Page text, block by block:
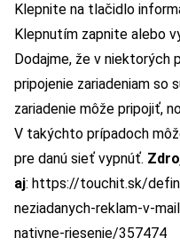
Klepnite na tlačidlo
Klepnutím zapnite alebo
Dodajme, že v niektorých
pripojenie zariadeniam so
zariadenie môže pripojiť,
V takýchto prípadoch
pre danú sieť vypnúť.
aj: https://touchit.sk/
neziadanych-reklam-v-
nativne-riesenie/357474